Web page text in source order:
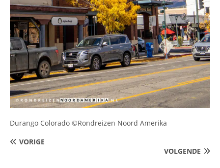
Durango Colorado ©Rondreizen Noord Amerika
VORIGE
VOLGENDE